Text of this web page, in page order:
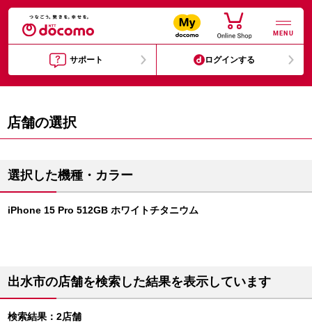
MENU
サポート ログインする
店舗の選択
選択した機種・カラー
iPhone 15 Pro 512GB ホワイトチタニウム
出水市の店舗を検索した結果を表示しています
検索結果：2店舗